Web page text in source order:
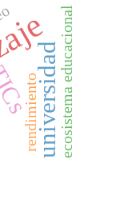
universidadecosistema educacional
rendimiento